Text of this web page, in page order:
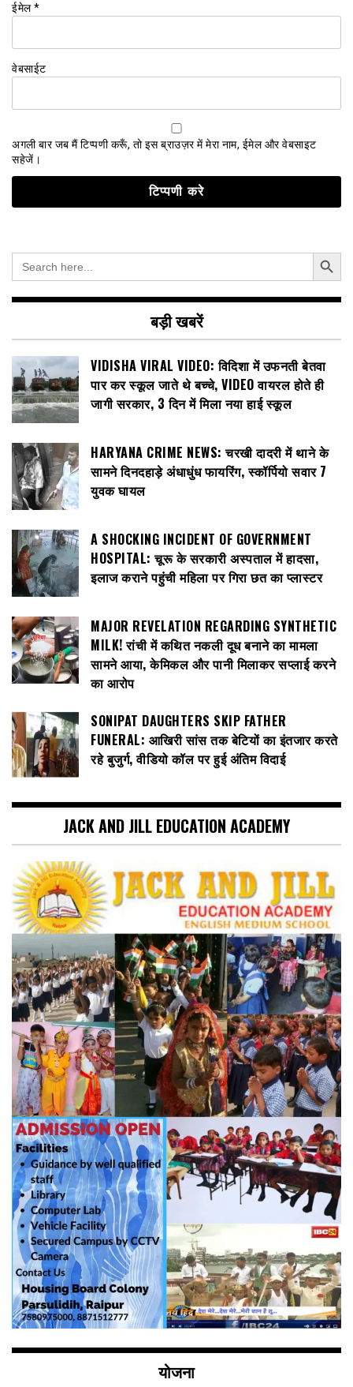
ईमेल*
वेबसाईट
अगली बार जब मैं टिप्पणी करूँ, तो इस ब्राउज़र में मेरा नाम, ईमेल और वेबसाइट
सहेजें।
Search
for:
Search Button
बड़ी खबरें
VIDISHA VIRAL VIDEO: विदिशा में उफनती बेतवा
पार कर स्कूल जाते थे बच्चे, VIDEO वायरल होते ही
जागी सरकार, 3 दिन में मिला नया हाई स्कूल
HARYANA CRIME NEWS: चरखी दादरी में थाने के
सामने दिनदहाड़े अंधाधुंध फायरिंग, स्कॉर्पियो सवार 7
युवक घायल
A SHOCKING INCIDENT OF GOVERNMENT
HOSPITAL: चूरू के सरकारी अस्पताल में हादसा,
इलाज कराने पहुंची महिला पर गिरा छत का प्लास्टर
MAJOR REVELATION REGARDING SYNTHETIC
MILK! रांची में कथित नकली दूध बनाने का मामला
सामने आया, केमिकल और पानी मिलाकर सप्लाई करने
का आरोप
SONIPAT DAUGHTERS SKIP FATHER
FUNERAL: आखिरी सांस तक बेटियों का इंतजार करते
रहे बुजुर्ग, वीडियो कॉल पर हुई अंतिम विदाई
JACK AND JILL EDUCATION ACADEMY
योजना